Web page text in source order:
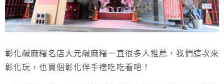
彰化鹹麻糬名店大元鹹麻糬一直很多人推薦，我們這次來
彰化玩，也買個彰化伴手禮吃吃看吧！